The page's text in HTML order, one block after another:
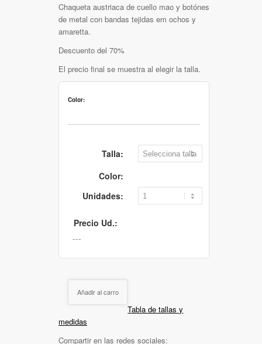
Chaqueta austriaca de cuello mao y botónes
de metal con bandas tejidas em ochos y
amaretta.
Descuento del 70%
El precio final se muestra al elegir la talla.
Color:
Talla:
Color:
Unidades:
Precio Ud.:
Añadir al carro
Tabla de tallas y
medidas
Compartir en las redes sociales: